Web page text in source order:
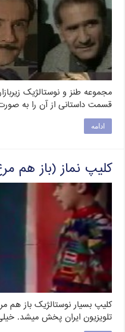
مجموعه طنز و نوستالژیک
قسمت داستانی از آن را به
ادامه
کلیپ نماز (باز هم
کلیپ بسیار نوستالژیک باز هم
تلویزیون ایران پخش میشد.